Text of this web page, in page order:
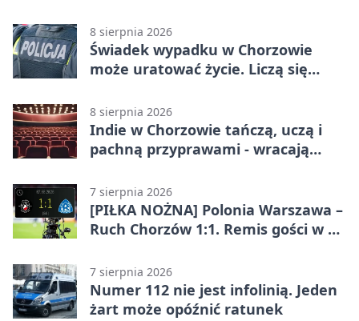
8 sierpnia 2026
Świadek wypadku w Chorzowie
może uratować życie. Liczą się
8 sierpnia 2026
Indie w Chorzowie tańczą, uczą i
pachną przyprawami - wracają
7 sierpnia 2026
[PIŁKA NOŻNA] Polonia Warszawa –
Ruch Chorzów 1:1. Remis gości w 3.
7 sierpnia 2026
Numer 112 nie jest infolinią. Jeden
żart może opóźnić ratunek